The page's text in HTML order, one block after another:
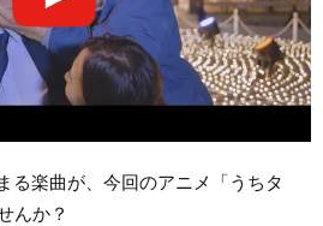
る楽曲が、今回のアニメ「うちタ
んか？